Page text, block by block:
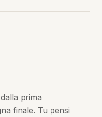
prima
finale. Tu pensi